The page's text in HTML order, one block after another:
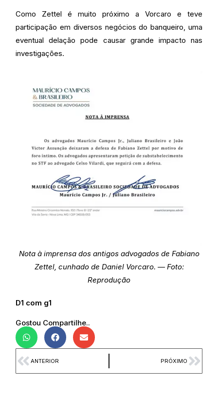
Como Zettel é muito próximo a Vorcaro e teve
participação em diversos negócios do banqueiro, uma
eventual delação pode causar grande impacto nas
investigações.
Nota à imprensa dos antigos advogados de Fabiano
Zettel, cunhado de Daniel Vorcaro. — Foto:
Reprodução
D1 com g1
Gostou Compartilhe..
ANTERIOR PRÓXIMO